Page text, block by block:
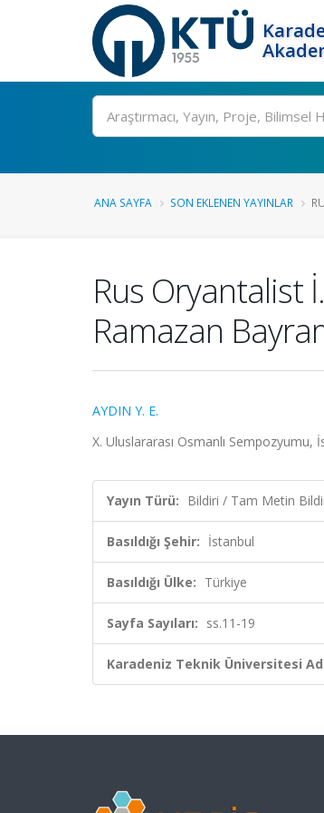
Ara
ANA SAYFA SON EKLENEN YAYINLAR
Rus Oryantalist
Ramazan
AYDIN Y. E.
X. Uluslararası Osmanlı
Yayın Türü: Bildiri / Tam Metin
Basıldığı Şehir: İstanbul
Basıldığı Ülke: Türkiye
Sayfa Sayıları: ss.11-19
Karadeniz Teknik Üniversitesi